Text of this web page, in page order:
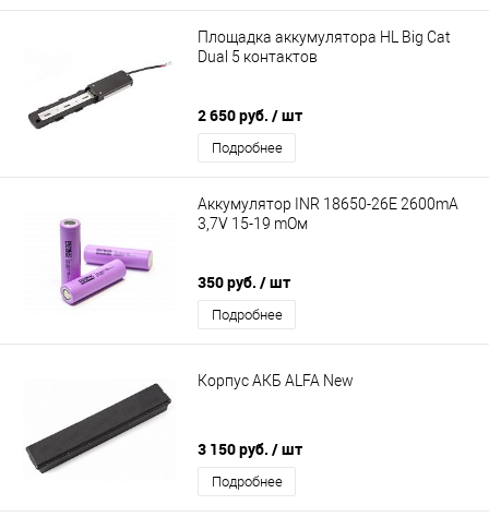
Площадка аккумулятора HL Big Cat
Dual 5 контактов
2 650 руб. / шт
Подробнее
Аккумулятор INR 18650-26E 2600mA
3,7V 15-19 mОм
350 руб. / шт
Подробнее
Корпус АКБ ALFA New
3 150 руб. / шт
Подробнее